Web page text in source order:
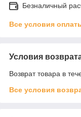
Безналичный
Все условия
Условия
Возврат товара в
Все условия